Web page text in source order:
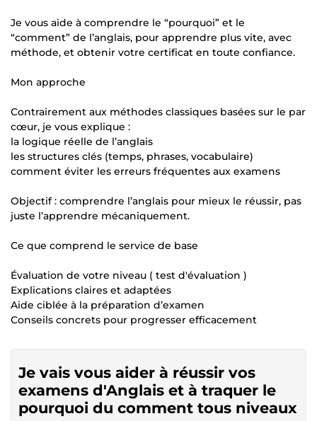
Je vous aide à comprendre le “pourquoi” et le
“comment” de l’anglais, pour apprendre plus vite, avec
méthode, et obtenir votre certificat en toute confiance.
Mon approche
Contrairement aux méthodes classiques basées sur le par
cœur, je vous explique :
la logique réelle de l’anglais
les structures clés (temps, phrases, vocabulaire)
comment éviter les erreurs fréquentes aux examens
Objectif : comprendre l’anglais pour mieux le réussir, pas
juste l’apprendre mécaniquement.
Ce que comprend le service de base
Évaluation de votre niveau ( test d'évaluation )
Explications claires et adaptées
Aide ciblée à la préparation d’examen
Conseils concrets pour progresser efficacement
Je vais vous aider à réussir vos
examens d'Anglais et à traquer le
pourquoi du comment tous niveaux